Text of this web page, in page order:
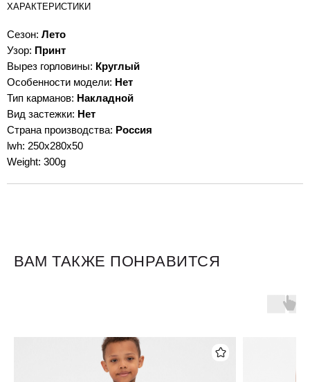
ХАРАКТЕРИСТИКИ
Сезон: Лето
Узор: Принт
Вырез горловины: Круглый
Особенности модели: Нет
Тип карманов: Накладной
Вид застежки: Нет
Страна производства: Россия
lwh: 250x280x50
Weight: 300g
ВАМ ТАКЖЕ ПОНРАВИТСЯ